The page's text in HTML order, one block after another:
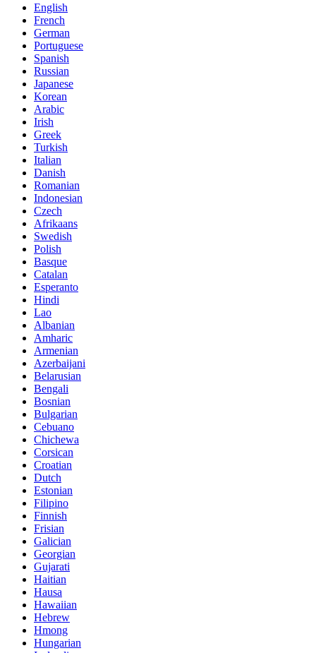
English
French
German
Portuguese
Spanish
Russian
Japanese
Korean
Arabic
Irish
Greek
Turkish
Italian
Danish
Romanian
Indonesian
Czech
Afrikaans
Swedish
Polish
Basque
Catalan
Esperanto
Hindi
Lao
Albanian
Amharic
Armenian
Azerbaijani
Belarusian
Bengali
Bosnian
Bulgarian
Cebuano
Chichewa
Corsican
Croatian
Dutch
Estonian
Filipino
Finnish
Frisian
Galician
Georgian
Gujarati
Haitian
Hausa
Hawaiian
Hebrew
Hmong
Hungarian